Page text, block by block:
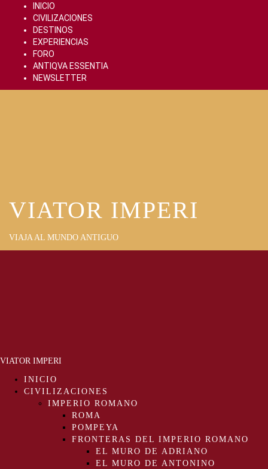
content
INICIO
CIVILIZACIONES
DESTINOS
EXPERIENCIAS
FORO
ANTIQVA ESSENTIA
NEWSLETTER
VIATOR IMPERI
VIAJA AL MUNDO ANTIGUO
VIATOR IMPERI
INICIO
CIVILIZACIONES
IMPERIO ROMANO
ROMA
POMPEYA
FRONTERAS DEL IMPERIO ROMANO
EL MURO DE ADRIANO
EL MURO DE ANTONINO